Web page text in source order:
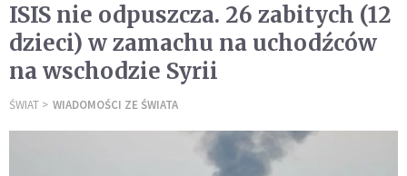
ISIS nie odpuszcza. 26 zabitych (12
dzieci) w zamachu na uchodźców
na wschodzie Syrii
ŚWIAT WIADOMOŚCI ZE ŚWIATA